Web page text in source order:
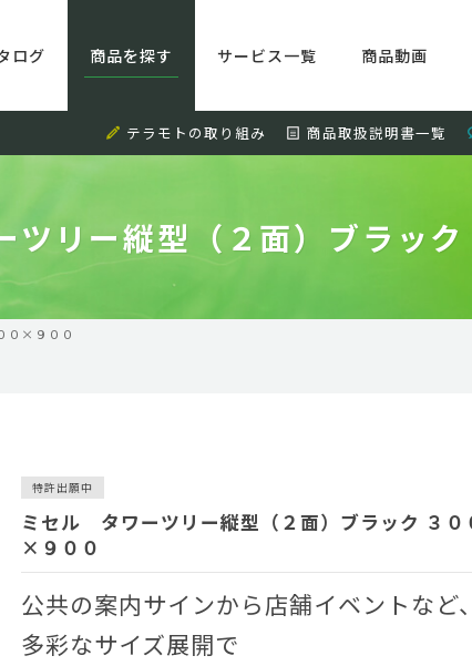
ログ 商品を探す サービス一覧 商品動画
テラモトの取り組み 商品取扱説明書一覧
リー縦型（２面）ブラッ
０×９００
特許出願中
ミセル タワーツリー縦型（２面）ブラック ３０
×９００
公共の案内サインから店舗イベントなど、
多彩なサイズ展開で